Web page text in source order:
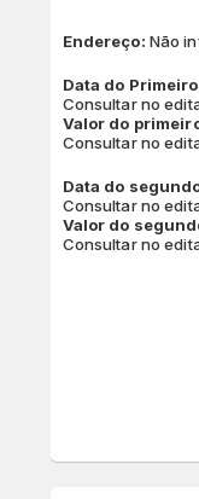
Endereço: Não
Data do
Consultar no
Valor do
Consultar no
Data do
Consultar no
Valor do
Consultar no